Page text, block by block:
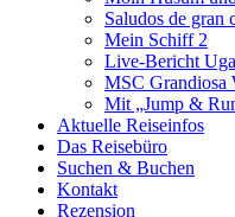
Saludos de gran
Mein Schiff 2
Live-Bericht
MSC Grandiosa
Mit „Jump &
Aktuelle Reiseinfos
Das Reisebüro
Suchen & Buchen
Kontakt
Rezension